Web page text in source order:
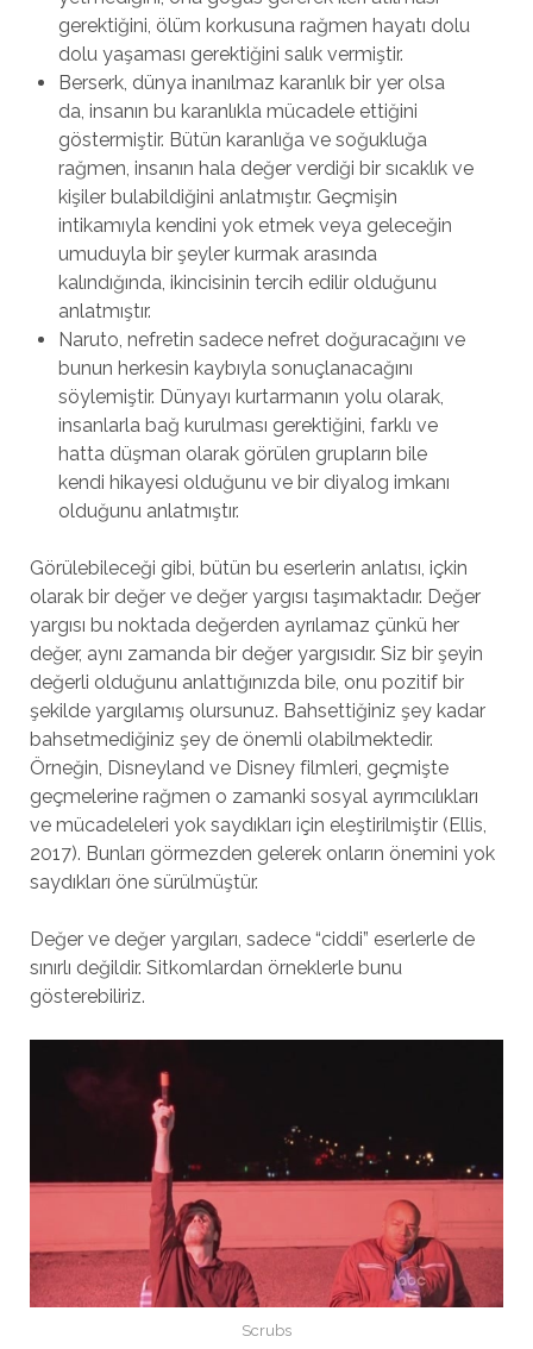
gerektiğini, ölüm korkusuna rağmen hayatı dolu
dolu yaşaması gerektiğini salık vermiştir.
Berserk, dünya inanılmaz karanlık bir yer olsa
da, insanın bu karanlıkla mücadele ettiğini
göstermiştir. Bütün karanlığa ve soğukluğa
rağmen, insanın hala değer verdiği bir sıcaklık ve
kişiler bulabildiğini anlatmıştır. Geçmişin
intikamıyla kendini yok etmek veya geleceğin
umuduyla bir şeyler kurmak arasında
kalındığında, ikincisinin tercih edilir olduğunu
anlatmıştır.
Naruto, nefretin sadece nefret doğuracağını ve
bunun herkesin kaybıyla sonuçlanacağını
söylemiştir. Dünyayı kurtarmanın yolu olarak,
insanlarla bağ kurulması gerektiğini, farklı ve
hatta düşman olarak görülen grupların bile
kendi hikayesi olduğunu ve bir diyalog imkanı
olduğunu anlatmıştır.
Görülebileceği gibi, bütün bu eserlerin anlatısı, içkin
olarak bir değer ve değer yargısı taşımaktadır. Değer
yargısı bu noktada değerden ayrılamaz çünkü her
değer, aynı zamanda bir değer yargısıdır. Siz bir şeyin
değerli olduğunu anlattığınızda bile, onu pozitif bir
şekilde yargılamış olursunuz. Bahsettiğiniz şey kadar
bahsetmediğiniz şey de önemli olabilmektedir.
Örneğin, Disneyland ve Disney filmleri, geçmişte
geçmelerine rağmen o zamanki sosyal ayrımcılıkları
ve mücadeleleri yok saydıkları için eleştirilmiştir (Ellis,
2017). Bunları görmezden gelerek onların önemini yok
saydıkları öne sürülmüştür.
Değer ve değer yargıları, sadece “ciddi” eserlerle de
sınırlı değildir. Sitkomlardan örneklerle bunu
gösterebiliriz.
Scrubs